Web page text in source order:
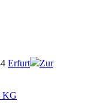
Erfurt
Zur
KG